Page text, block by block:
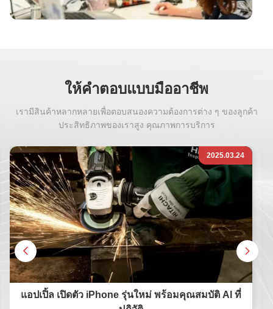
ให้คําตอบแบบมืออาชีพ
เรามีสินค้าหลากหลายเพื่อตอบสนองความต้องการต่าง ๆ ของลูกค้า
ประสิทธิภาพของเราสูง คุณภาพการบริการ
2025.03.24
แอปเปิ้ล เปิดตัว iPhone รุ่นใหม่ พร้อมคุณสมบัติ AI ที่